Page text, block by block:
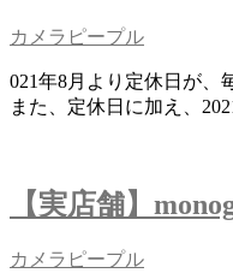
カメラピープル
021年8月より定休日が、
また、定休日に加え、
【実店舗】
カメラピープル